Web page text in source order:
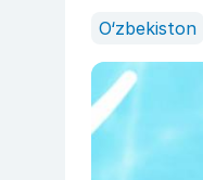
O‘zbekiston